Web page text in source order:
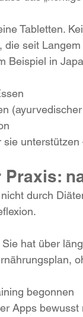
Tabletten.
die seit
Beispiel in
sie unterstützen
durch
hat über
begonnen
Apps